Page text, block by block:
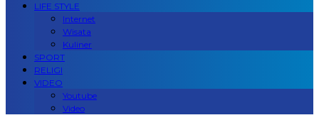
LIFE STYLE
Internet
Wisata
Kuliner
SPORT
RELIGI
VIDEO
Youtube
Video